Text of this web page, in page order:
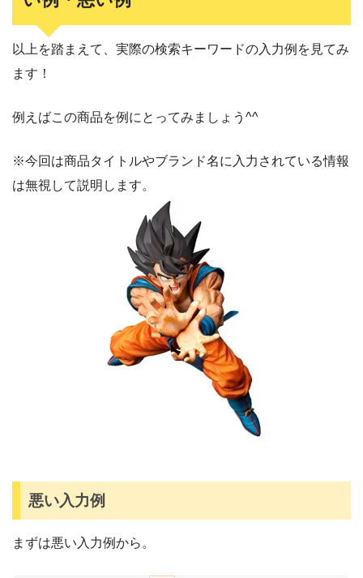
以上を踏まえて、実際の検索キーワードの入力例を見てみ
ます！
例えばこの商品を例にとってみましょう^^
※今回は商品タイトルやブランド名に入力されている情報
は無視して説明します。
悪い入力例
まずは悪い入力例から。